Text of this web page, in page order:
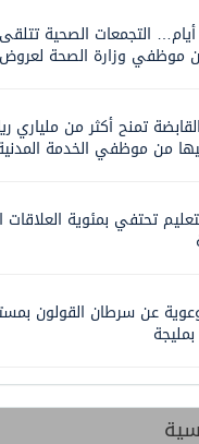
خلال 3 أيام… التجمعات الصحية
تمنح أكثر من ملياري
من موظفي الخدمة
تحتفي بمئوية
عن سرطان القولون